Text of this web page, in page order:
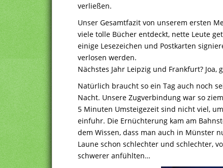
verließen.
Unser Gesamtfazit von unserem ersten
viele tolle Bücher entdeckt, nette Leute
einige Lesezeichen und Postkarten
verlosen werden.
Nächstes Jahr Leipzig und Frankfurt? Joa,
Natürlich braucht so ein Tag auch noch
Nacht. Unsere Zugverbindung war so
5 Minuten Umsteigezeit sind nicht viel,
einfuhr. Die Ernüchterung kam am
dem Wissen, dass man auch in Münster
Laune schon schlechter und schlechter,
schwerer anfühlten…